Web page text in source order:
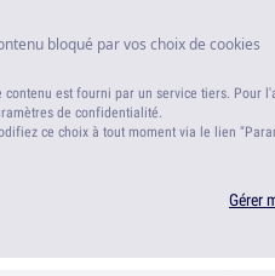
bloqué par vos choix de cookies
contenu est fourni par un service tiers. Pour
de confidentialité.
ce choix à tout moment via le lien
Gérer